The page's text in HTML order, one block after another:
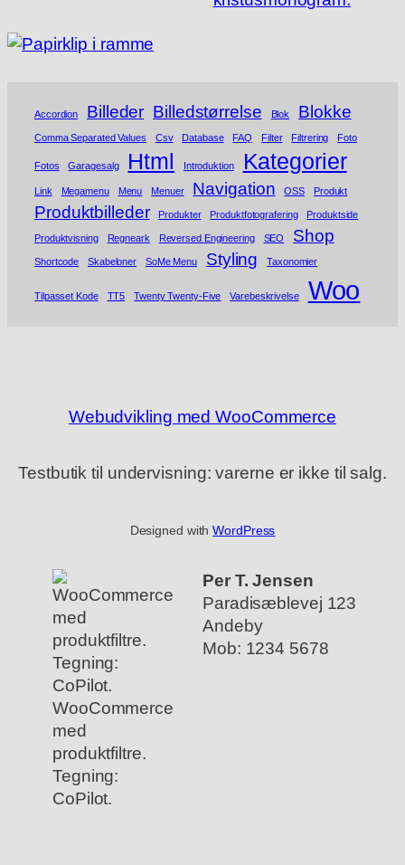
Accordion Billeder Billedstørrelse Blok Blokke
Comma Separated Values Csv Database FAQ Filter Filtrering Foto
Fotos Garagesalg Html Introduktion Kategorier
Link Megamenu Menu Menuer Navigation OSS Produkt
Produktbilleder Produkter Produktfotografering Produktside
Produktvisning Regneark Reversed Engineering SEO Shop
Shortcode Skabeloner SoMe Menu Styling Taxonomier
Tilpasset Kode TT5 Twenty Twenty-Five Varebeskrivelse Woo
Webudvikling med WooCommerce
Testbutik til undervisning: varerne er ikke til salg.
Designed withWordPress
WooCommerce
med
produktfiltre.
Tegning:
CoPilot.
Per T. Jensen
Paradisæblevej 123
Andeby
Mob: 1234 5678